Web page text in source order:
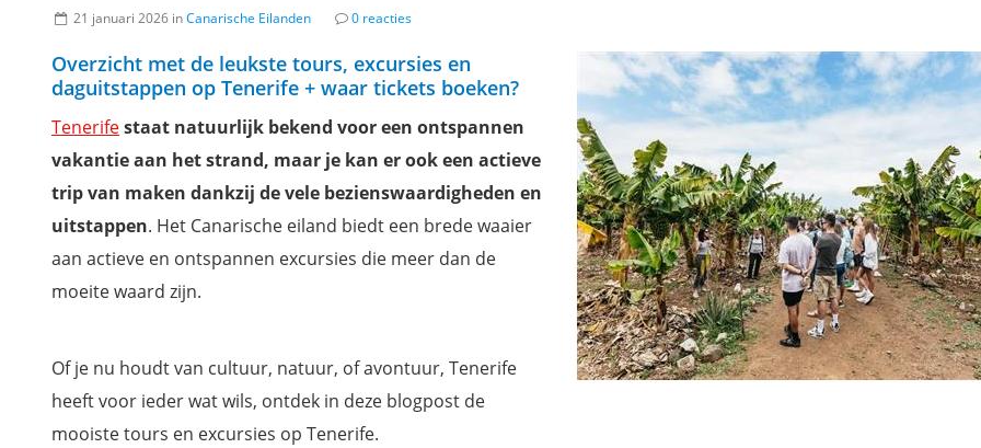
21 januari 2026 inCanarische Eilanden 0 reacties
Overzicht met de leukste tours, excursies en
daguitstappen op Tenerife + waar tickets boeken?
Tenerifestaat natuurlijk bekend voor een ontspannen
vakantie aan het strand, maar je kan er ook een actieve
trip van maken dankzij de vele bezienswaardigheden en
uitstappen. Het Canarische eiland biedt een brede waaier
aan actieve en ontspannen excursies die meer dan de
moeite waard zijn.
Of je nu houdt van cultuur, natuur, of avontuur, Tenerife
heeft voor ieder wat wils, ontdek in deze blogpost de
mooiste tours en excursies op Tenerife.